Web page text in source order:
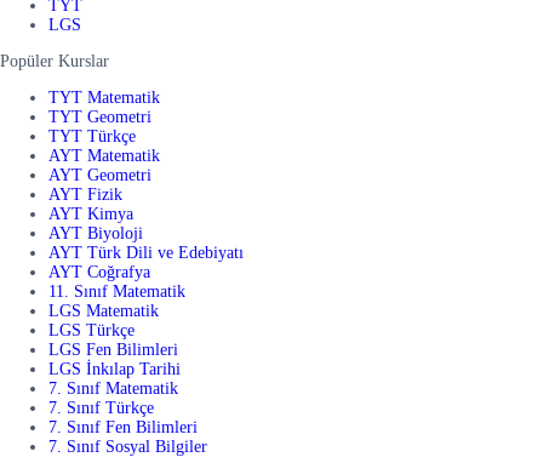
TYT
LGS
Popüler Kurslar
TYT Matematik
TYT Geometri
TYT Türkçe
AYT Matematik
AYT Geometri
AYT Fizik
AYT Kimya
AYT Biyoloji
AYT Türk Dili ve Edebiyatı
AYT Coğrafya
11. Sınıf Matematik
LGS Matematik
LGS Türkçe
LGS Fen Bilimleri
LGS İnkılap Tarihi
7. Sınıf Matematik
7. Sınıf Türkçe
7. Sınıf Fen Bilimleri
7. Sınıf Sosyal Bilgiler